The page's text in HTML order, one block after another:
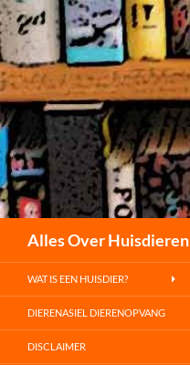
Alles Over Huisdieren
WAT IS EEN HUISDIER?
DIERENASIEL DIERENOPVANG
DISCLAIMER